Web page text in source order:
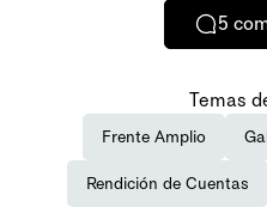
5
Temas
Frente Amplio
Rendición de Cuentas